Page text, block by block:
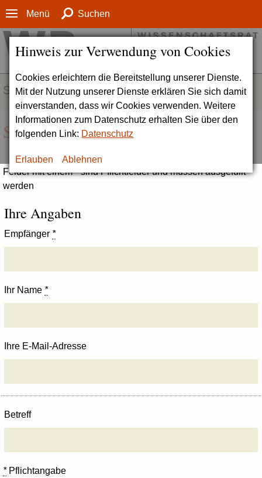
Hinweis zur Verwendung von Cookies
Cookies erleichtern die Bereitstellung unserer Dienste.
Mit der Nutzung unserer Dienste erklären Sie sich damit
einverstanden, dass wir Cookies verwenden. Weitere
Informationen zum Datenschutz erhalten Sie über den
folgenden Link: Datenschutz
Erlauben Ablehnen
Menü Suchen
SERVICE
Seite empfehlen
Felder mit einem * sind Pflichtfelder und müssen ausgefüllt
werden
Ihre Angaben
Empfänger *
Ihr Name *
Ihre E-Mail-Adresse
Betreff
*Pflichtangabe